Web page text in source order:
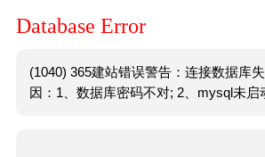
Database Error
(1040) 365建站错误警告：连接数据库
因：1、数据库密码不对; 2、mysql未启